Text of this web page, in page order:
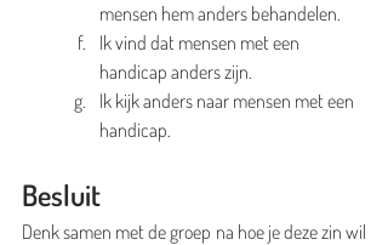
mensen hem anders behandelen.
Ik vind dat mensen met een
handicap anders zijn.
Ik kijk anders naar mensen met een
handicap.
Besluit
Denk samen met de groep na hoe je deze zin wil